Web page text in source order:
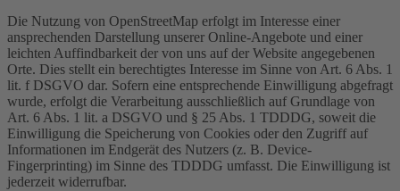
Die Nutzung von OpenStreetMap erfolgt im Interesse einer
ansprechenden Darstellung unserer Online-Angebote und einer
leichten Auffindbarkeit der von uns auf der Website angegebenen
Orte. Dies stellt ein berechtigtes Interesse im Sinne von Art. 6 Abs. 1
lit. f DSGVO dar. Sofern eine entsprechende Einwilligung abgefragt
wurde, erfolgt die Verarbeitung ausschließlich auf Grundlage von
Art. 6 Abs. 1 lit. a DSGVO und § 25 Abs. 1 TDDDG, soweit die
Einwilligung die Speicherung von Cookies oder den Zugriff auf
Informationen im Endgerät des Nutzers (z. B. Device-
Fingerprinting) im Sinne des TDDDG umfasst. Die Einwilligung ist
jederzeit widerrufbar.